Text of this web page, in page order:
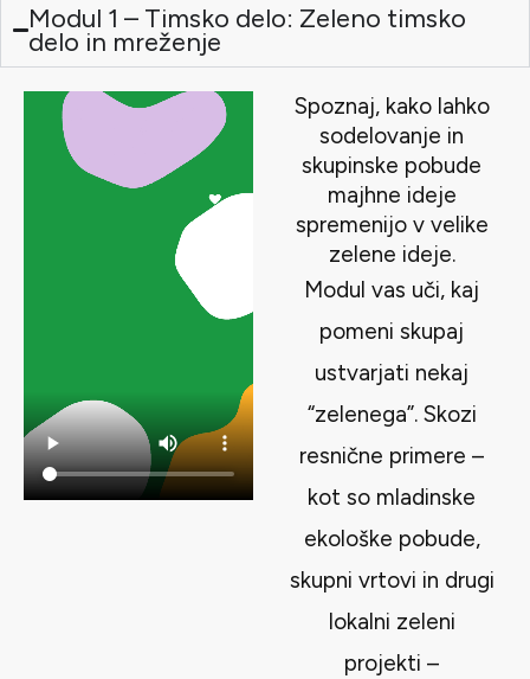
Modul 1 – Timsko delo: Zeleno timsko
delo in mreženje
Spoznaj, kako lahko
sodelovanje in
skupinske pobude
majhne ideje
spremenijo v velike
zelene ideje.
Modul vas uči, kaj
pomeni skupaj
ustvarjati nekaj
“zelenega”. Skozi
resnične primere –
kot so mladinske
ekološke pobude,
skupni vrtovi in drugi
lokalni zeleni
projekti –